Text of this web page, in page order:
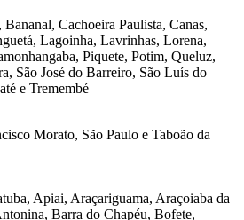
Cachoeira Paulista, Canas,
Lagoinha, Lavrinhas, Lorena,
Piquete, Potim, Queluz,
São José do Barreiro, São Luís do
e Tremembé
Morato, São Paulo e Taboão da
Apiai, Araçariguama, Araçoiaba da
Barra do Chapéu, Bofete,